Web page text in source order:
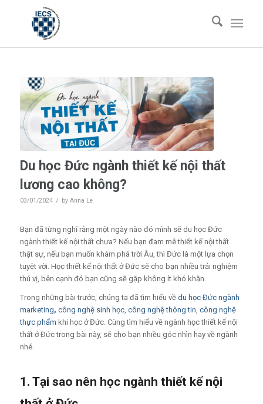
Du học Đức ngành thiết kế nội thất
lương cao không?
03/01/2024 / by Anna Le
Bạn đã từng nghĩ rằng một ngày nào đó mình sẽ du học Đức
ngành thiết kế nội thất chưa? Nếu bạn đam mê thiết kế nội thất
thật sự, nếu bạn muốn khám phá trời Âu, thì Đức là một lựa chọn
tuyệt vời. Học thiết kế nội thất ở Đức sẽ cho bạn nhiều trải nghiệm
thú vị, bên cạnh đó bạn cũng sẽ gặp không ít khó khăn.
Trong những bài trước, chúng ta đã tìm hiểu về du học Đức ngành
marketing, công nghệ sinh học, công nghệ thông tin công nghệ
thực phẩm khi học ở Đức. Cùng tìm hiểu về ngành học thiết kế nội
thất ở Đức trong bài này, sẽ cho bạn nhiều góc nhìn hay về ngành
nhé.
1. Tại sao nên học ngành thiết kế nội